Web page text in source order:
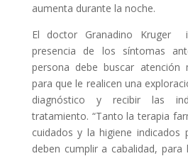
aumenta durante la noche.
El doctor Granadino Kruger
presencia de los síntomas
persona debe buscar atención
para que le realicen una
diagnóstico y recibir las
tratamiento. “Tanto la terapia
cuidados y la higiene indicados
deben cumplir a cabalidad,